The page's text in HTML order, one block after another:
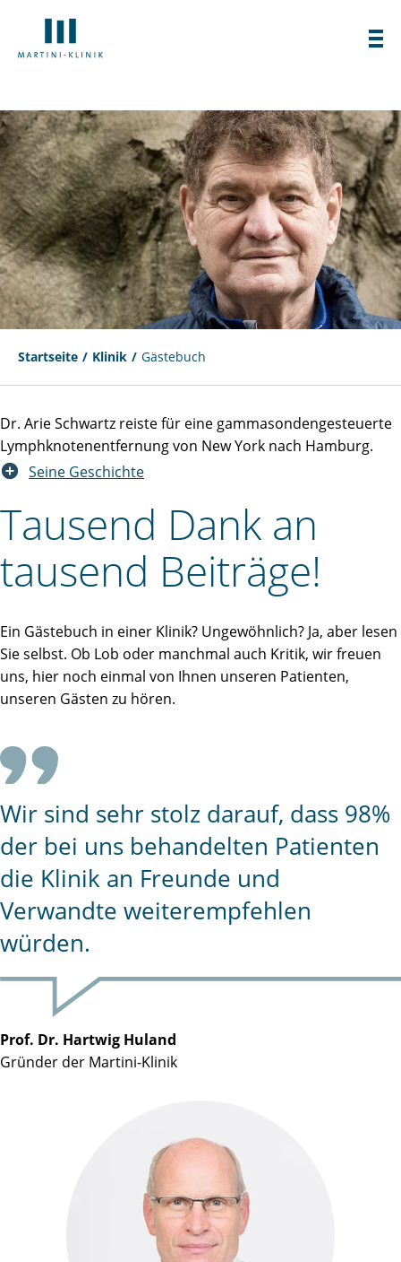
Startseite Klinik Gästebuch
Dr. Arie Schwartz reiste für eine gammasondengesteuerte
Lymphknotenentfernung von New York nach Hamburg.
Seine Geschichte
Tausend Dank an
tausend Beiträge!
Ein Gästebuch in einer Klinik? Ungewöhnlich? Ja, aber lesen
Sie selbst. Ob Lob oder manchmal auch Kritik, wir freuen
uns, hier noch einmal von Ihnen unseren Patienten,
unseren Gästen zu hören.
Wir sind sehr stolz darauf, dass 98%
der bei uns behandelten Patienten
die Klinik an Freunde und
Verwandte weiterempfehlen
würden.
Prof. Dr. Hartwig Huland
Gründer der Martini-Klinik